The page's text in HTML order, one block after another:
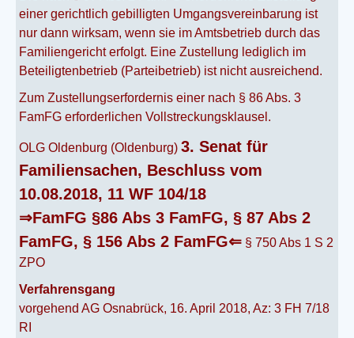
einer gerichtlich gebilligten Umgangsvereinbarung ist
nur dann wirksam, wenn sie im Amtsbetrieb durch das
Familiengericht erfolgt. Eine Zustellung lediglich im
Beteiligtenbetrieb (Parteibetrieb) ist nicht ausreichend.
Zum Zustellungserfordernis einer nach § 86 Abs. 3
FamFG erforderlichen Vollstreckungsklausel.
OLG Oldenburg (Oldenburg) 3. Senat für
Familiensachen, Beschluss vom
10.08.2018, 11 WF 104/18
⇒FamFG §86 Abs 3 FamFG, § 87 Abs 2
FamFG, § 156 Abs 2 FamFG⇐ § 750 Abs 1 S 2
ZPO
Verfahrensgang
vorgehend AG Osnabrück, 16. April 2018, Az: 3 FH 7/18
RI